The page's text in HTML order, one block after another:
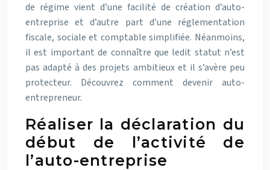
de régime vient d’une facilité de création d’auto-
entreprise et d’autre part d’une réglementation
fiscale, sociale et comptable simplifiée. Néanmoins,
il est important de connaître que ledit statut n’est
pas adapté à des projets ambitieux et il s’avère peu
protecteur. Découvrez comment devenir auto-
entrepreneur.
Réaliser la déclaration du
début de l’activité de
l’auto-entreprise